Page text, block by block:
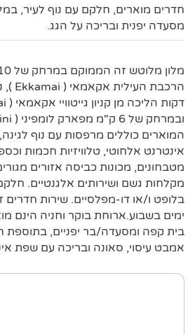
חדרים מוארים, חלקם עם נוף לעיר,
מסעדה יפנית ובריכה על הגג.
המוארים כוללים מרפסות עם נוף
אינטרנט אלחוטי, טלוויזיות חכמות
מטבחונים, מכונות כביסה אזורים
מקלחות גשם ושירותים אלגנטיים.
ימים בשבוע.ארוחת בוקר וחניה הינם
בית קפה ומסעדה/בר יפניים, בתוספת
אמבט עיסוי, סאונה ובריכה עם שפת